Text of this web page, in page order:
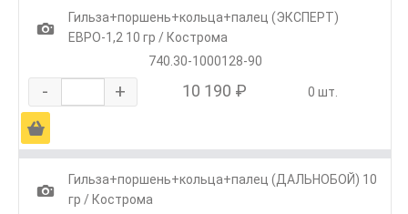
1
Гильза+поршень+кольца+палец (ЭКСПЕРТ)
ЕВРО-1,2 10 гр / Кострома
740.30-1000128-90
- + 10 190 ₽ 0 шт.
Ä
1
Гильза+поршень+кольца+палец (ДАЛЬНОБОЙ) 10
гр / Кострома